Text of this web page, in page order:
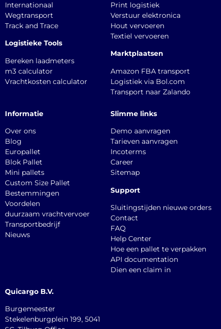
Internationaal
Wegtransport
Track and Trace
Logistieke Tools
Bereken laadmeters
m3 calculator
Vrachtkosten calculator
Print logistiek
Verstuur elektronica
Hout vervoeren
Textiel vervoeren
Marktplaatsen
Amazon FBA transport
Logistiek via Bol.com
Transport naar Zalando
Informatie
Over ons
Blog
Europallet
Blok Pallet
Mini pallets
Custom Size Pallet
Bestemmingen
Voordelen
duurzaam vrachtvervoer
Transportbedrijf
Nieuws
Slimme links
Demo aanvragen
Tarieven aanvragen
Incoterms
Career
Sitemap
Support
Sluitingstijden nieuwe orders
Contact
FAQ
Help Center
Hoe een pallet te verpakken
API documentation
Dien een claim in
Quicargo B.V.
Burgemeester
Stekelenburgplein 199, 5041